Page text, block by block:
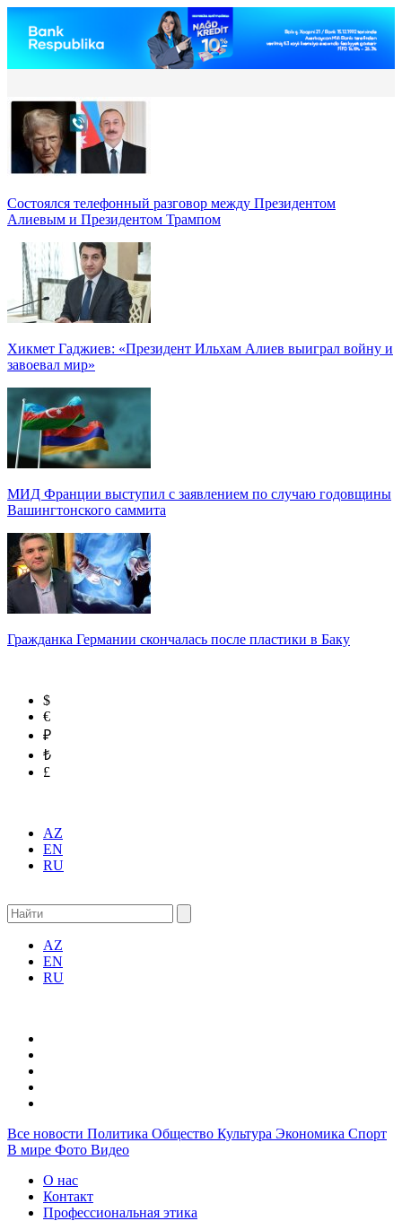
Состоялся телефонный разговор между Президентом
Алиевым и Президентом Трампом
Хикмет Гаджиев: «Президент Ильхам Алиев выиграл войну и
завоевал мир»
МИД Франции выступил с заявлением по случаю годовщины
Вашингтонского саммита
Гражданка Германии скончалась после пластики в Баку
$
€
₽
₺
£
AZ
EN
RU
AZ
EN
RU
Все новости Политика Общество Культура Экономика Спорт
В мире Фото Видео
О нас
Контакт
Профессиональная этика